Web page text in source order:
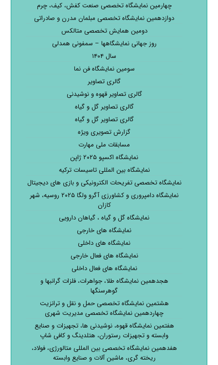
چهارمین نمایشگاه تخصصی صنعت کفش، کیف، چرم
دوازدهمین نمایشگاه تخصصی مبلمان مدرن و صادراتی
دومین همایش تخصصی متالکس
روز جهانی نمایشگاهها – سمفونی همدلی
سال ۱۴۰۴
سومین نمایشگاه فن نما
گالری تصاویر
گالری تصاویر قهوه و نوشیدنی
گالری تصاویر گل و گیاه
گالری تصاویر گل و گیاه
گزارش تصویری ویژه
مسابقات ملی مهارت
نمایشگاه اکسپو ۲۰۲۵ ژاپن
نمایشگاه بین المللی تاسیسات ترکیه
نمایشگاه تخصصی تفریحات الکترونیکی و بازی های دیجیتال
نمایشگاه دامپروری و کشاورزی آگرو ولگا ۲۰۲۵ روسیه، شهر
کازان
نمایشگاه گل و گیاه ، گیاهان دارویی
نمایشگاه های خارجی
نمایشگاه های داخلی
نمایشگاه های فعال خارجی
نمایشگاه های فعال داخلی
هجدهمین نمایشگاه طلا، جواهرات، فلزات گرانبها و
گوهرسنگها
هشتمین نمایشگاه تخصصی حمل و نقل و ترانزیت
چهاردهمین نمایشگاه تخصصی مدیریت شهری
هفتمین نمایشگاه قهوه، نوشیدنی ها، تجهیزات و صنایع
وابسته و تجهیزات رستوران، هتلدینگ و کافی شاپ
هفدهمین نمایشگاه تخصصی بین المللی متالورژی، فولاد،
ریخته گری، ماشین آلات و صنایع وابسته